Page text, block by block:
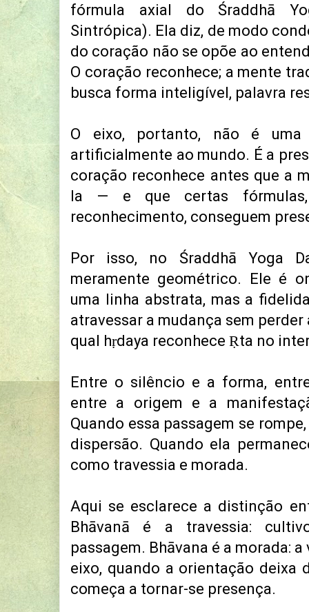
fórmula axial do Śraddhā
Sintrópica). Ela diz, de modo
do coração não se opõe ao
O coração reconhece; a mente
busca forma inteligível, palavra
O eixo, portanto, não é uma
artificialmente ao mundo. É a
coração reconhece antes que a
la — e que certas
reconhecimento, conseguem
Por isso, no Śraddhā Yoga
meramente geométrico. Ele é
uma linha abstrata, mas a
atravessar a mudança sem
qual hṛdaya reconhece Ṛta no
Entre o silêncio e a forma,
entre a origem e a
Quando essa passagem se
dispersão. Quando ela
como travessia e morada.
Aqui se esclarece a distinção
Bhāvanā é a travessia:
passagem. Bhāvana é a morada:
eixo, quando a orientação deixa
começa a tornar-se presença.